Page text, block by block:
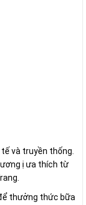
và truyền thống.
ị ưa thích từ
thưởng thức bữa